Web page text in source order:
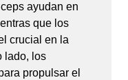
ayudan en
que los
crucial en la
lado, los
propulsar el